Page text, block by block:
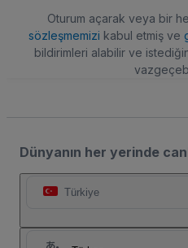
Oturum açarak veya bir
sözleşmemizi kabul etmiş ve
bildirimleri alabilir ve
Dünyanın her yerinde
Türkiye